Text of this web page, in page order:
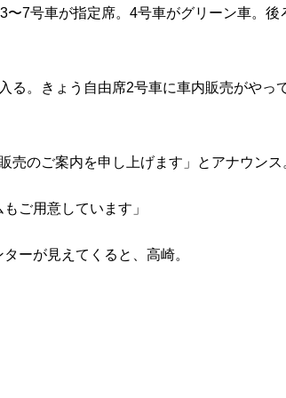
7号車が指定席。4号車がグリーン車。後
る。きょう自由席2号車に車内販売がやっ
のご案内を申し上げます」とアナウンス
ご用意しています」
ーが見えてくると、高崎。